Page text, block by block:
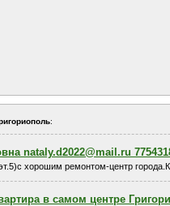
:
nataly.d2022@mail.ru
хорошим ремонтом-центр
в самом центре